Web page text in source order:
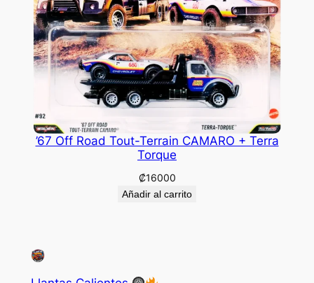
’67 Off Road Tout-Terrain CAMARO + Terra
Torque
₡16000
Añadir al carrito